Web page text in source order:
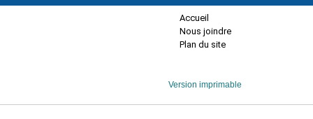
Accueil
Nous joindre
Plan du site
Version imprimable